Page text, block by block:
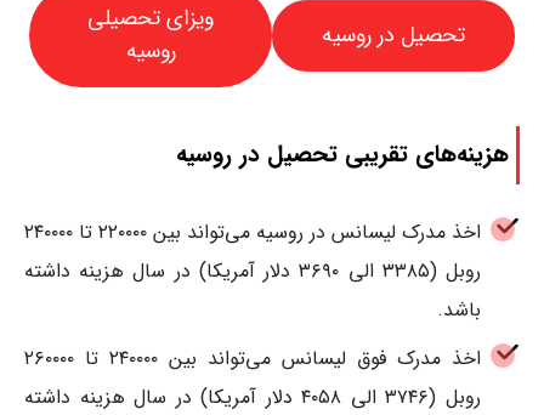
تحصیل در روسیه
ویزای تحصیلی
روسیه
هزینه‌های تقریبی تحصیل در روسیه
اخذ مدرک لیسانس در روسیه می‌تواند بین ۲۲۰۰۰۰ تا ۲۴۰۰۰۰
روبل (۳۳۸۵ الی ۳۶۹۰ دلار آمریکا) در سال هزینه داشته
باشد.
اخذ مدرک فوق لیسانس می‌تواند بین ۲۴۰۰۰۰ تا ۲۶۰۰۰۰
روبل (۳۷۴۶ الی ۴۰۵۸ دلار آمریکا) در سال هزینه داشته